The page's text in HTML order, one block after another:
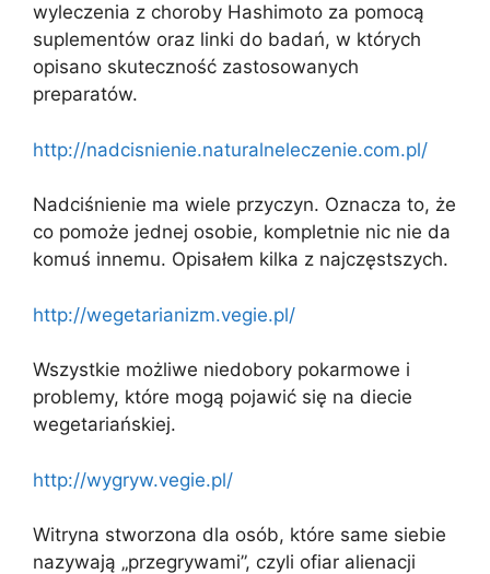
wyleczenia z choroby Hashimoto za pomocą
suplementów oraz linki do badań, w których
opisano skuteczność zastosowanych
preparatów.
http://nadcisnienie.naturalneleczenie.com.pl/
Nadciśnienie ma wiele przyczyn. Oznacza to, że
co pomoże jednej osobie, kompletnie nic nie da
komuś innemu. Opisałem kilka z najczęstszych.
http://wegetarianizm.vegie.pl/
Wszystkie możliwe niedobory pokarmowe i
problemy, które mogą pojawić się na diecie
wegetariańskiej.
http://wygryw.vegie.pl/
Witryna stworzona dla osób, które same siebie
nazywają „przegrywami”, czyli ofiar alienacji